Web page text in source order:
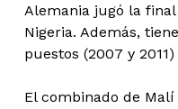
Alemania jugó la final
Nigeria. Además,
puestos (2007 y
El combinado de